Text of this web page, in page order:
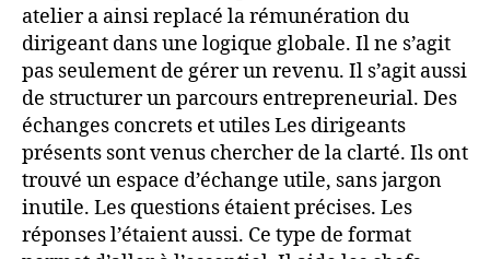
atelier a ainsi replacé la rémunération du
dirigeant dans une logique globale. Il ne s’agit
pas seulement de gérer un revenu. Il s’agit aussi
de structurer un parcours entrepreneurial. Des
échanges concrets et utiles Les dirigeants
présents sont venus chercher de la clarté. Ils ont
trouvé un espace d’échange utile, sans jargon
inutile. Les questions étaient précises. Les
réponses l’étaient aussi. Ce type de format